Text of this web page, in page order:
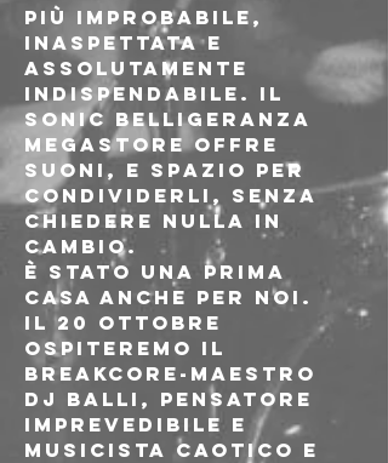
più improbabile,
inaspettata e
assolutamente
indispendabile. Il
Sonic Belligeranza
Megastore offre
suoni, e spazio per
condividerli, senza
chiedere nulla in
cambio.
È stato una Prima
Casa anche per noi.
Il 20 Ottobre
ospiteremo il
breakcore-Maestro
DJ Balli, pensatore
imprevedibile e
musicista caotico e